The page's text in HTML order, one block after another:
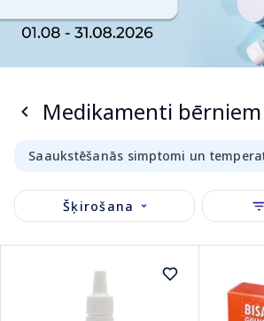
Medikamenti bērniem
Saaukstēšanās simptomi un
Šķirošana